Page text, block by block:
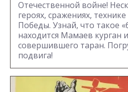
Отечественной войне!
героях, сражениях,
Победы. Узнай, что такое
находится Мамаев курган
совершившего таран.
подвига!